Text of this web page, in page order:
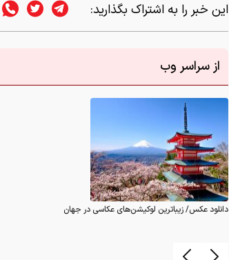
این خبر را به اشتراک بگذارید:
از سراسر وب
دانلود عکس/ زیباترین لوکیشن‌های عکاسی در جهان